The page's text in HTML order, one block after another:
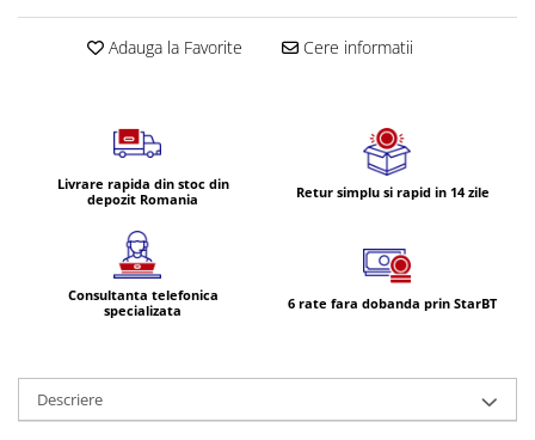
Lumini, Becuri, Proiectoare
Bare LED (LED Bar) off-road, auto
Becuri auto
Becuri Halogen Auto
Becuri Led Auto
Becuri Xenon Auto
Seturi de Becuri Auto
Tractoare
Lampi de ceata
Adauga la Favorite Cere informatii
Livrare rapida din stoc din
depozit Romania
Retur simplu si rapid in 14 zile
Consultanta telefonica
specializata
6 rate fara dobanda prin StarBT
Descriere